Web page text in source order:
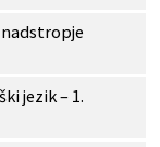
nadstropje
jezik – 1.